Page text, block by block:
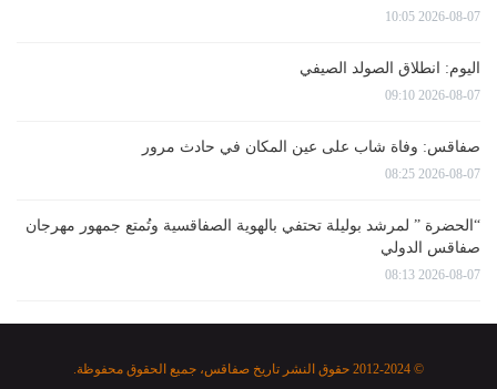
2026-08-07 10:05
اليوم: انطلاق الصولد الصيفي
2026-08-07 09:10
صفاقس: وفاة شاب على عين المكان في حادث مرور
2026-08-07 08:25
“الحضرة ” لمرشد بوليلة تحتفي بالهوية الصفاقسية وتُمتع جمهور مهرجان
صفاقس الدولي
2026-08-07 08:13
© 2012-2024 حقوق النشر تاريخ صفاقس، جميع الحقوق محفوظة.